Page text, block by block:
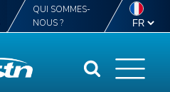
QUI SOMMES-
NOUS ?